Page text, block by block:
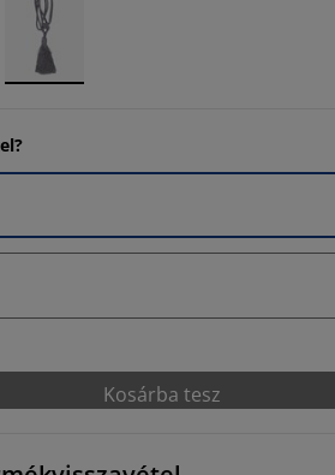
Kosárba tesz